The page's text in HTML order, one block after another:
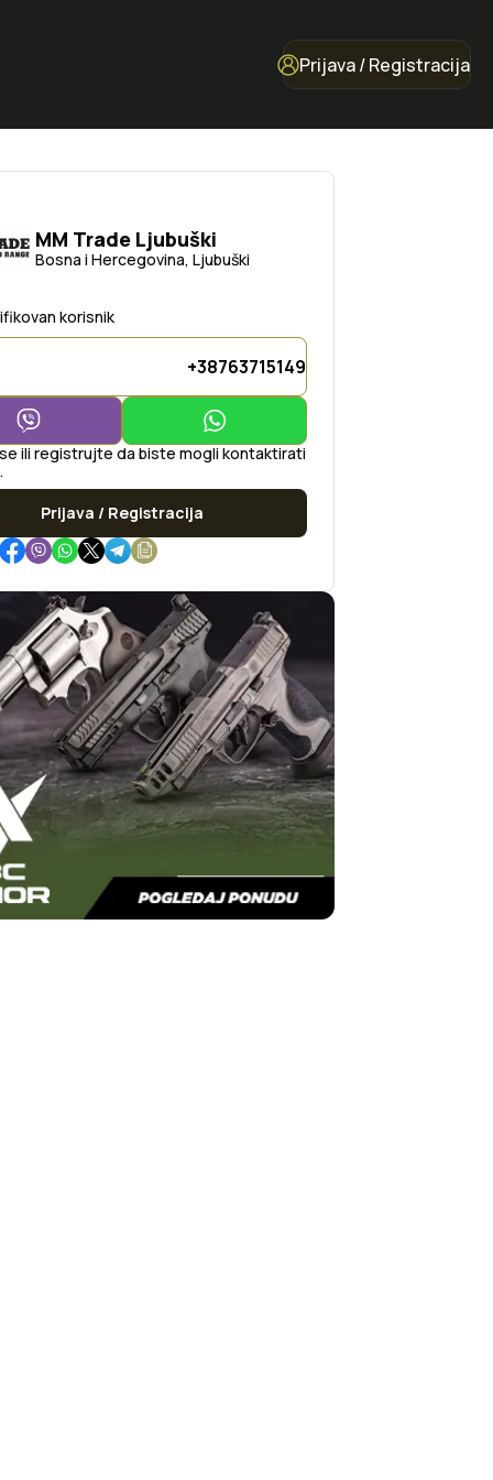
Prijava / Registracija
MM Trade Ljubuški
Bosna i Hercegovina, Ljubuški
korisnik
+38763715149
ili registrujte da biste mogli kontaktirati
Prijava / Registracija